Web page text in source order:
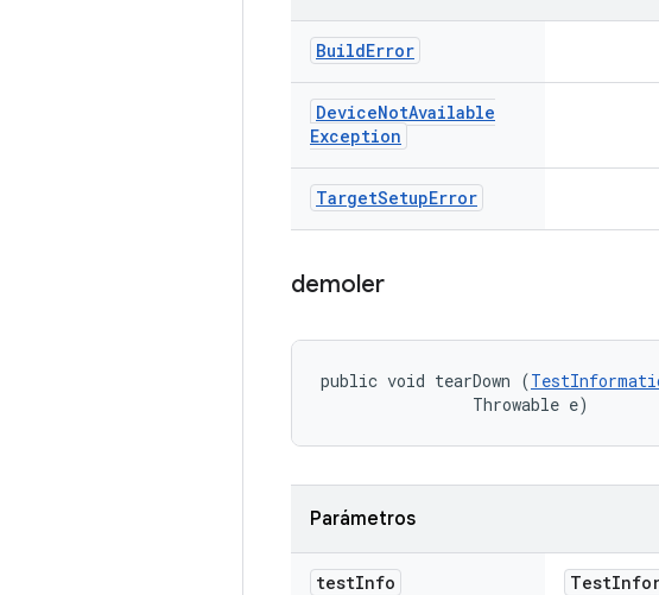
BuildError
DeviceNotAvailable
Exception
TargetSetupError
demoler
public void tearDown (
                Throwable e)
Parámetros
testInfo Test